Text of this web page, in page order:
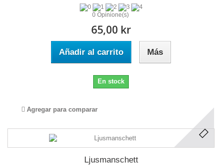
0 Opinione(s)
65,00 kr
Añadir al carrito Más
En stock
Agregar para comparar
Ljusmanschett